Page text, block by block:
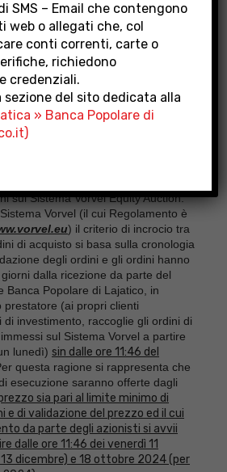
In caso di mancata o
la filiale, sarà necessario
di una nuova prenotazione.
delle postazioni sarà possibile in
I soci/azionisti che hanno rapporti
Alta e Soiana dovranno
sulla filiale di Ponsacco.
sul Sistema Vorvel Equity Auction.
Vorvel (il cui Regolamento è
) il criterio di incrocio tra
di acquisto si basa sulla cronologia
degli ordini e gli ordini hanno
dalla ricezione da parte del
Banca Popolare di Lajatico, in
(ai propri clienti
di investimento, raccoglie gli ordini di
sul Sistema Vorvel a partire
lunedì) sin dalle ore 11:46 del
questa ragione si rappresenta che
esecuzione saranno offerte dagli
sia pari al limite minimo di
e di validazione del prezzo ed il cui
da parte degli azionisti si avvii
dalle ore 11:46 dei venerdì 11
dicembre) e 18 ottobre 2024 (per
SMS – Email che contengono
web o allegati che, col
conti correnti, carte o
richiedono
credenziali.
sezione del sito dedicata alla
» Banca Popolare di